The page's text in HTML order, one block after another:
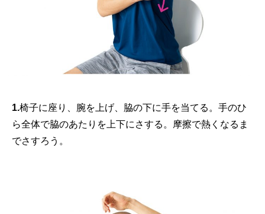
1.椅子に座り、腕を上げ、脇の下に手を当てる。手のひ
ら全体で脇のあたりを上下にさする。摩擦で熱くなるま
でさすろう。